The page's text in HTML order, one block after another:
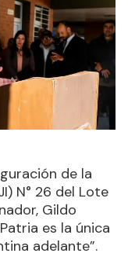
de la
N° 26 del Lote
Gildo
es la única
adelante”.